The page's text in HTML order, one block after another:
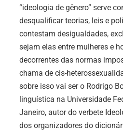
“ideologia de gênero” serve
desqualificar teorias, leis e
contestam desigualdades,
sejam elas entre mulheres e
decorrentes das normas
chama de cis-
sobre isso vai ser o Rodrigo
linguística na Universidade
Janeiro, autor do verbete
dos organizadores do